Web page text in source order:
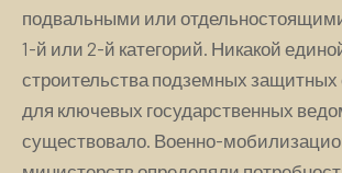
подвальными или
1-й или 2-й категорий. Никакой
строительства подземных
для ключевых государственных
существовало. Военно-